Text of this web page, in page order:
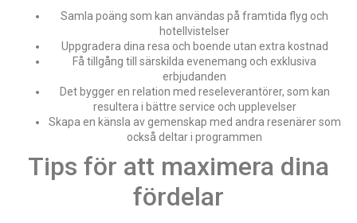
Samla poäng som kan användas på framtida flyg och
hotellvistelser
Uppgradera dina resa och boende utan extra kostnad
Få tillgång till särskilda evenemang och exklusiva
erbjudanden
Det bygger en relation med reseleverantörer, som kan
resultera i bättre service och upplevelser
Skapa en känsla av gemenskap med andra resenärer som
också deltar i programmen
Tips för att maximera dina
fördelar